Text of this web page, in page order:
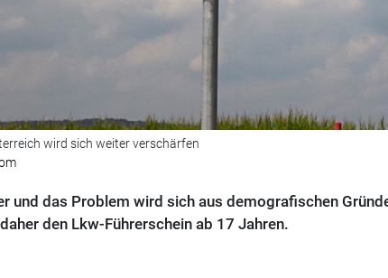
wird sich weiter verschärfen
und das Problem wird sich aus demografischen
den Lkw-Führerschein ab 17 Jahren.